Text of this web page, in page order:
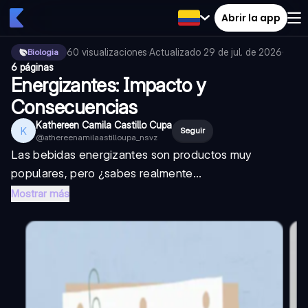
Abrir la app
Biologia 60 visualizaciones·Actualizado 29 de jul. de 2026·
6 páginas
Energizantes: Impacto y
Consecuencias
K Kathereen Camila Castillo Cupa
@athereenamilaastilloupa_nsvz
Seguir
Las bebidas energizantes son productos muy
populares, pero ¿sabes realmente...
Mostrar más